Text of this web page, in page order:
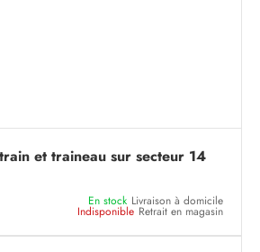
et traineau sur secteur 14
En stock Livraison à domicile
Indisponible Retrait en magasin